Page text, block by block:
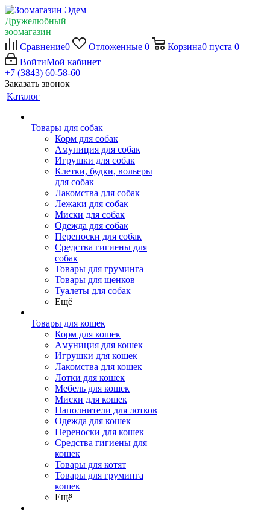
Дружелюбный
зоомагазин
Сравнение0 Отложенные 0 Корзина0 пуста 0
ВойтиМой кабинет
+7 (3843) 60-58-60
Заказать звонок
Каталог
Товары для собак
Корм для собак
Амуниция для собак
Игрушки для собак
Клетки, будки, вольеры
для собак
Лакомства для собак
Лежаки для собак
Миски для собак
Одежда для собак
Переноски для собак
Средства гигиены для
собак
Товары для груминга
Товары для щенков
Туалеты для собак
Ещё
Товары для кошек
Корм для кошек
Амуниция для кошек
Игрушки для кошек
Лакомства для кошек
Лотки для кошек
Мебель для кошек
Миски для кошек
Наполнители для лотков
Одежда для кошек
Переноски для кошек
Средства гигиены для
кошек
Товары для котят
Товары для груминга
кошек
Ещё